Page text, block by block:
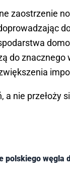
zaostrzenie
do znacznego
nie przełoży
polskiego węgla